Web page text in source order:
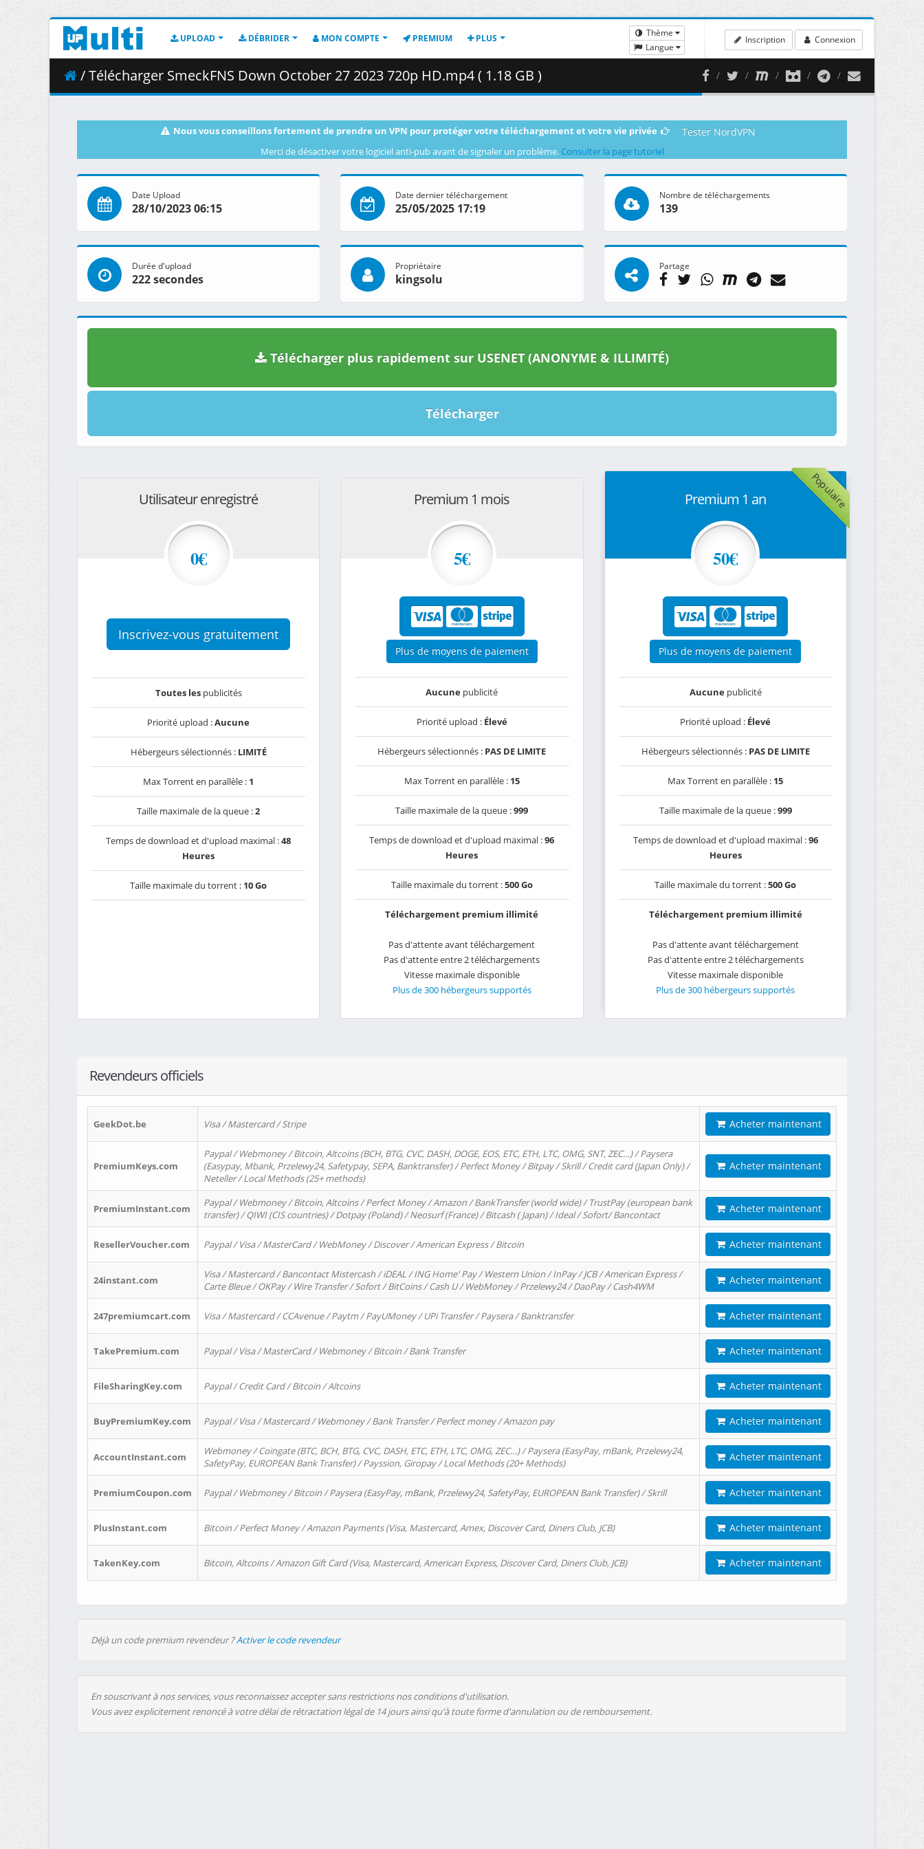
UPLOAD DÉBRIDER MON COMPTE PREMIUM PLUS
Thème
Langue
Inscription Connexion
/ Télécharger SmeckFNS Down October 27 2023 720p HD.mp4 ( 1.18 GB )
Nous vous conseillons fortement de prendre un VPN pour protéger votre téléchargement et votre vie privée Tester NordVPN
Merci de désactiver votre logiciel anti-pub avant de signaler un problème. Consulter la page tutoriel
Date Upload
28/10/2023 06:15
Date dernier téléchargement
25/05/2025 17:19
Nombre de téléchargements
139
Durée d'upload
222 secondes
Propriétaire
kingsolu
Partage
Télécharger plus rapidement sur USENET (ANONYME & ILLIMITÉ)
Télécharger
Utilisateur enregistré
0€
Inscrivez-vous gratuitement
Toutes lespublicités
Priorité upload :Aucune
Hébergeurs sélectionnés : LIMITÉ
Max Torrent en parallèle : 1
Taille maximale de la queue :2
Temps de download et d'upload maximal :48
Heures
Taille maximale du torrent : 10 Go
Premium 1 mois
5€
Plus de moyens de paiement
Aucune publicité
Priorité upload : Élevé
Hébergeurs sélectionnés : PAS DE LIMITE
Max Torrent en parallèle : 15
Taille maximale de la queue :999
Temps de download et d'upload maximal :96
Heures
Taille maximale du torrent :500 Go
Téléchargement premium illimité
Pas d'attente avant téléchargement
Pas d'attente entre 2 téléchargements
Vitesse maximale disponible
Plus de 300 hébergeurs supportés
Populaire
Premium 1 an
50€
Plus de moyens de paiement
Aucunepublicité
Priorité upload : Élevé
Hébergeurs sélectionnés : PAS DE LIMITE
Max Torrent en parallèle : 15
Taille maximale de la queue :999
Temps de download et d'upload maximal :96
Heures
Taille maximale du torrent :500 Go
Téléchargement premium illimité
Pas d'attente avant téléchargement
Pas d'attente entre 2 téléchargements
Vitesse maximale disponible
Plus de 300 hébergeurs supportés
Revendeurs officiels
GeekDot.be Visa / Mastercard / Stripe Acheter maintenant
PremiumKeys.com
Paypal / Webmoney / Bitcoin, Altcoins (BCH, BTG, CVC, DASH, DOGE, EOS, ETC, ETH, LTC, OMG, SNT, ZEC…) / Paysera
(Easypay, Mbank, Przelewy24, Safetypay, SEPA, Banktransfer) / Perfect Money / Bitpay / Skrill / Credit card (Japan Only) /
Neteller / Local Methods (25+ methods)
Acheter maintenant
PremiumInstant.com
Paypal / Webmoney / Bitcoin, Altcoins / Perfect Money / Amazon / BankTransfer (world wide) / TrustPay (european bank
transfer) / QIWI (CIS countries) / Dotpay (Poland) / Neosurf (France) / Bitcash ( Japan) / Ideal / Sofort/ Bancontact
Acheter maintenant
ResellerVoucher.com Paypal / Visa / MasterCard / WebMoney / Discover / American Express / Bitcoin Acheter maintenant
24instant.com
Visa / Mastercard / Bancontact Mistercash / iDEAL / ING Home' Pay / Western Union / InPay / JCB / American Express /
Carte Bleue / OKPay / Wire Transfer / Sofort / BitCoins / Cash U / WebMoney / Przelewy24 / DaoPay / Cash4WM
Acheter maintenant
247premiumcart.com Visa / Mastercard / CCAvenue / Paytm / PayUMoney / UPi Transfer / Paysera / Banktransfer Acheter maintenant
TakePremium.com Paypal / Visa / MasterCard / Webmoney / Bitcoin / Bank Transfer Acheter maintenant
FileSharingKey.com Paypal / Credit Card / Bitcoin / Altcoins Acheter maintenant
BuyPremiumKey.com Paypal / Visa / Mastercard / Webmoney / Bank Transfer / Perfect money / Amazon pay Acheter maintenant
AccountInstant.com
Webmoney / Coingate (BTC, BCH, BTG, CVC, DASH, ETC, ETH, LTC, OMG, ZEC…) / Paysera (EasyPay, mBank, Przelewy24,
SafetyPay, EUROPEAN Bank Transfer) / Payssion, Giropay / Local Methods (20+ Methods)
Acheter maintenant
PremiumCoupon.com Paypal / Webmoney / Bitcoin / Paysera (EasyPay, mBank, Przelewy24, SafetyPay, EUROPEAN Bank Transfer) / Skrill Acheter maintenant
PlusInstant.com Bitcoin / Perfect Money / Amazon Payments (Visa, Mastercard, Amex, Discover Card, Diners Club, JCB) Acheter maintenant
TakenKey.com Bitcoin, Altcoins / Amazon Gift Card (Visa, Mastercard, American Express, Discover Card, Diners Club, JCB) Acheter maintenant
Déjà un code premium revendeur ?Activer le code revendeur
En souscrivant à nos services, vous reconnaissez accepter sans restrictions nos conditions d'utilisation.
Vous avez explicitement renoncé à votre délai de rétractation légal de 14 jours ainsi qu'à toute forme d'annulation ou de remboursement.